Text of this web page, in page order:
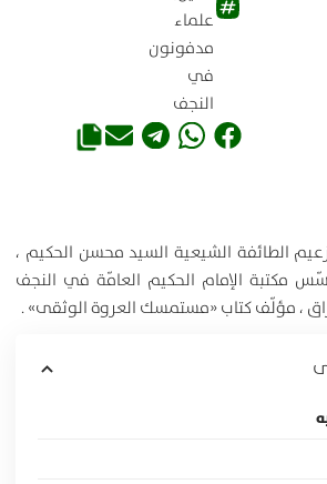
علماء
مدفونون
في
النجف
الطائفة الشيعية السيد محسن الحكيم ،
مكتبة الإمام الحكيم العامّة في النجف
، مؤلّف كتاب «مستمسك العروة الوثقى» .